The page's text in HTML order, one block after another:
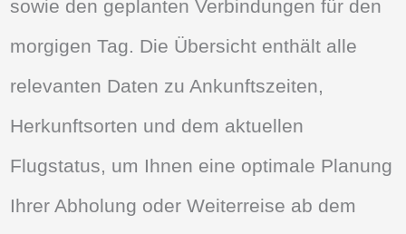
sowie den geplanten Verbindungen für den
morgigen Tag. Die Übersicht enthält alle
relevanten Daten zu Ankunftszeiten,
Herkunftsorten und dem aktuellen
Flugstatus, um Ihnen eine optimale Planung
Ihrer Abholung oder Weiterreise ab dem